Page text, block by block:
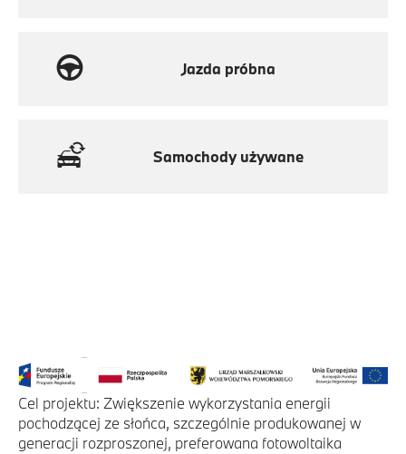
Jazda próbna
Samochody używane
Cel projektu: Zwiększenie wykorzystania energii
pochodzącej ze słońca, szczególnie produkowanej w
generacji rozproszonej, preferowana fotowoltaika